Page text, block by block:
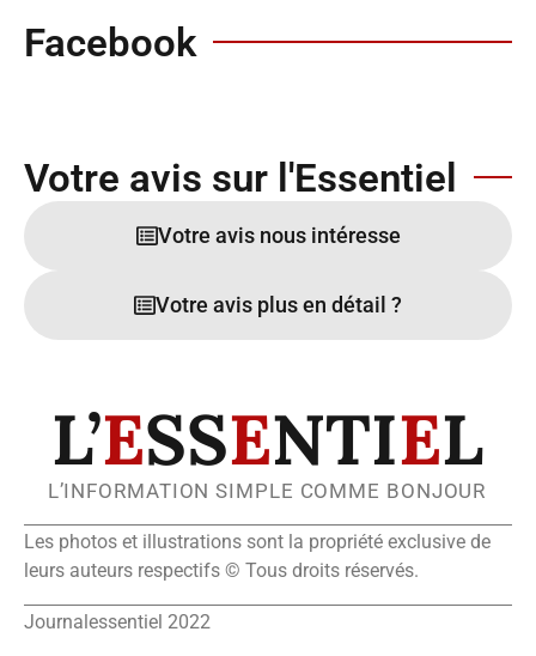
Facebook
Votre avis sur l'Essentiel
Votre avis nous intéresse
Votre avis plus en détail ?
L’ESSENTIEL
L’INFORMATION SIMPLE COMME BONJOUR
Les photos et illustrations sont la propriété exclusive de
leurs auteurs respectifs © Tous droits réservés.
Journalessentiel 2022